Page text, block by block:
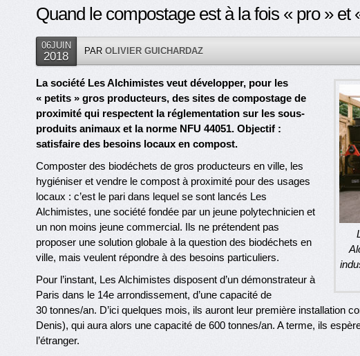
Quand le compostage est à la fois « pro » et
06JUIN
2018 PAR OLIVIER GUICHARDAZ
La société Les Alchimistes veut développer, pour les
« petits » gros producteurs, des sites de compostage de
proximité qui respectent la réglementation sur les sous-
produits animaux et la norme NFU 44051. Objectif :
satisfaire des besoins locaux en compost.
Composter des biodéchets de gros producteurs en ville, les
hygiéniser et vendre le compost à proximité pour des usages
locaux : c’est le pari dans lequel se sont lancés Les
Alchimistes, une société fondée par un jeune polytechnicien et
un non moins jeune commercial. Ils ne prétendent pas
proposer une solution globale à la question des biodéchets en
ville, mais veulent répondre à des besoins particuliers.
Pour l’instant, Les Alchimistes disposent d’un démonstrateur à
Paris dans le 14e arrondissement, d’une capacité de
30 tonnes/an. D’ici quelques mois, ils auront leur première installation
Denis), qui aura alors une capacité de 600 tonnes/an. A terme, ils
l’étranger.